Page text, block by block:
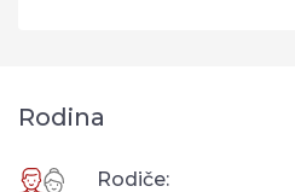
Rodina
Rodiče: